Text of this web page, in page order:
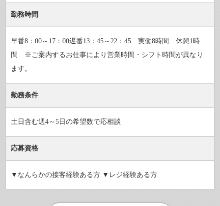
勤務時間
早番8：00～17：00遅番13：45～22：45 実働8時間 休憩1時
間 ※ご案内するお仕事により営業時間・シフト時間が異なり
ます。
勤務条件
土日含む週4～5日の希望数で応相談
応募資格
▼なんらかの接客経験ある方 ▼レジ経験ある方